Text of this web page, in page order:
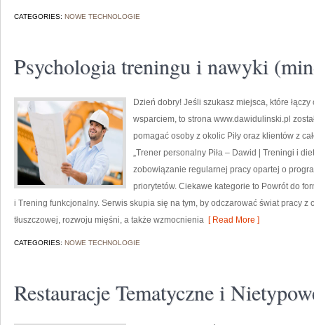
CATEGORIES: NOWE TECHNOLOGIE
Psychologia treningu i nawyki
Dzień dobry! Jeśli szukasz miejsca, które
wsparciem, to strona www.dawidulinski.pl
pomagać osoby z okolic Piły oraz klientów z
„Trener personalny Piła – Dawid | Treningi i
zobowiązanie regularnej pracy opartej o
priorytetów. Ciekawe kategorie to Powrót do
i Trening funkcjonalny. Serwis skupia się na tym, by odczarować świat pracy
tłuszczowej, rozwoju mięśni, a także wzmocnienia [ Read More ]
CATEGORIES: NOWE TECHNOLOGIE
Restauracje Tematyczne i